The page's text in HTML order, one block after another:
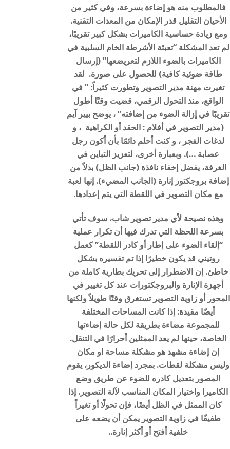
فالمطلوب منه هو إضاءة بسرعة، وفي كثير من
الأحيان التقليل قدر الإمكان من المعدات التقنية.
ومع زيادة حساسية الكاميرات بشكل كبير تقريبًا،
لم تعد المشكلة “تعبئة الأشرطة الخام السلبية في
الكاميرات بالضوء اللازم لتعريضعها” (إرسال
طاقة ضوئية كافية) للحصول على صورة. لقد
تغيرت مهنة مدير التصوير وتطورت كثيراً: ” في
الواقع، منذ التحول الرقمي، قضيت وقتًا أطول
تقريبًا في إزالة الضوء من إضافته” ، يوضح بيير آيم
(مدير التصوير في أفلام : الحقد أو الكراهية ، و
لدغات الفجر ، و كنت أحلم دائمًا بأن أكون رجل
عصابة …). وبعبارة أخرى، لتعزيز التباين في
الغرفة، يفضل إخفاء نافذة (جانب الظل) بدلاً من
إضافة بروجكتور إنارة (الجانب المضيء). إنها لعبة
مع مكان التصوير في اللقطة التي يتم إعدادها.
وهذه نصيحة لأي مدير تصوير شاب، سوف تأتي
بسرعة اللحظة التي تدرك فيها أن تكرار عملية
“إلقاء الضوء على إطار أو كادر اللقطة” كعمل
روتيني قد يكون خطيرًا إذا تم تفسيره بشكل
خاطئ. إن الاضطرار إلى تحريك بطارية كاملة من
أجهزة الإنارة والبروجكتورات عند كل تغيير في
المحور أو زاوية التصوير تستغرق وقتًا طويلاً ولكنها
أيضًا مقيدة: إذا كانت المساحات المختلفة
للمجموعة مضاءة بطريقة لكل حالة إضاءتها
الخاصة، حينها لم يعد الممثلين أحرارًا في التنقل.
إن إضاءة مشهد هو مشكلة مساحة او مكان
وليس مشكلة لقطات. بمجرد إضاءة الديكور، يقوم
المصور بتعديل كادره للضوء عن طريق وضع
الكاميرا واختيار المكان المناسب لآلة التصوير. إذا
كان الممثل في الظل أيضًا، فإن تحولًا أو تغيراً
طفيفًا في زاوية التصوير يمكن أن يضعه على
خلفية أفتح أو أكثر إنارة..